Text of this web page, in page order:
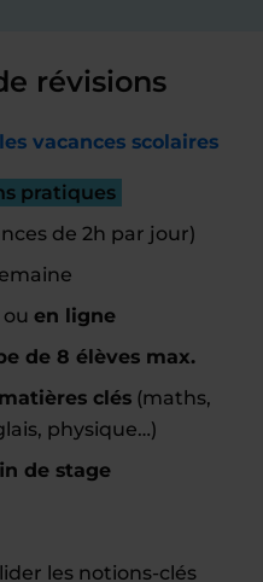
révisions
vacances scolaires
pratiques
de 2h par jour)
en ligne
de 8 élèves max.
clés(maths,
physique…)
de stage
les notions-clés